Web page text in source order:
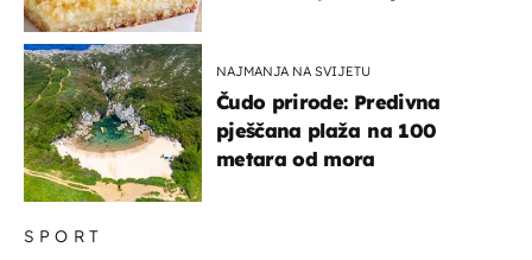
SPORT
NAJMANJA NA SVIJETU
Čudo prirode: Predivna
pješčana plaža na 100
metara od mora